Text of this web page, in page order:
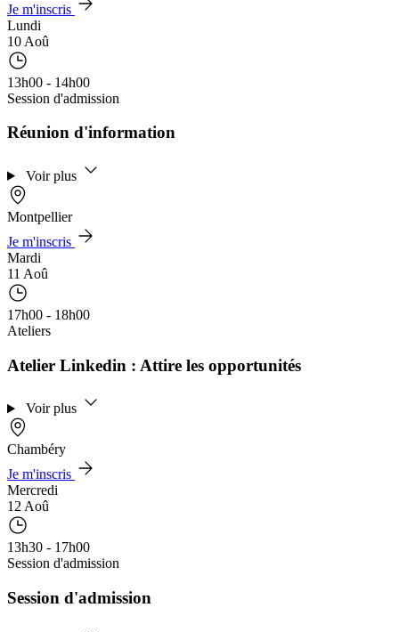
Je m'inscris
Lundi
10 Aoû
13h00 - 14h00
Session d'admission
Réunion d'information
Voir plus
Montpellier
Je m'inscris
Mardi
11 Aoû
17h00 - 18h00
Ateliers
Atelier Linkedin : Attire les opportunités
Voir plus
Chambéry
Je m'inscris
Mercredi
12 Aoû
13h30 - 17h00
Session d'admission
Session d'admission